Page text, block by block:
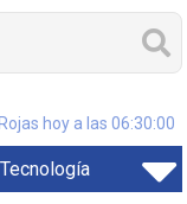
hoy a las 06:30:00